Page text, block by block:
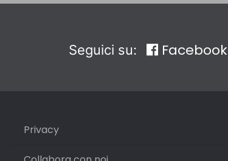
Seguici su: Facebook
Privacy